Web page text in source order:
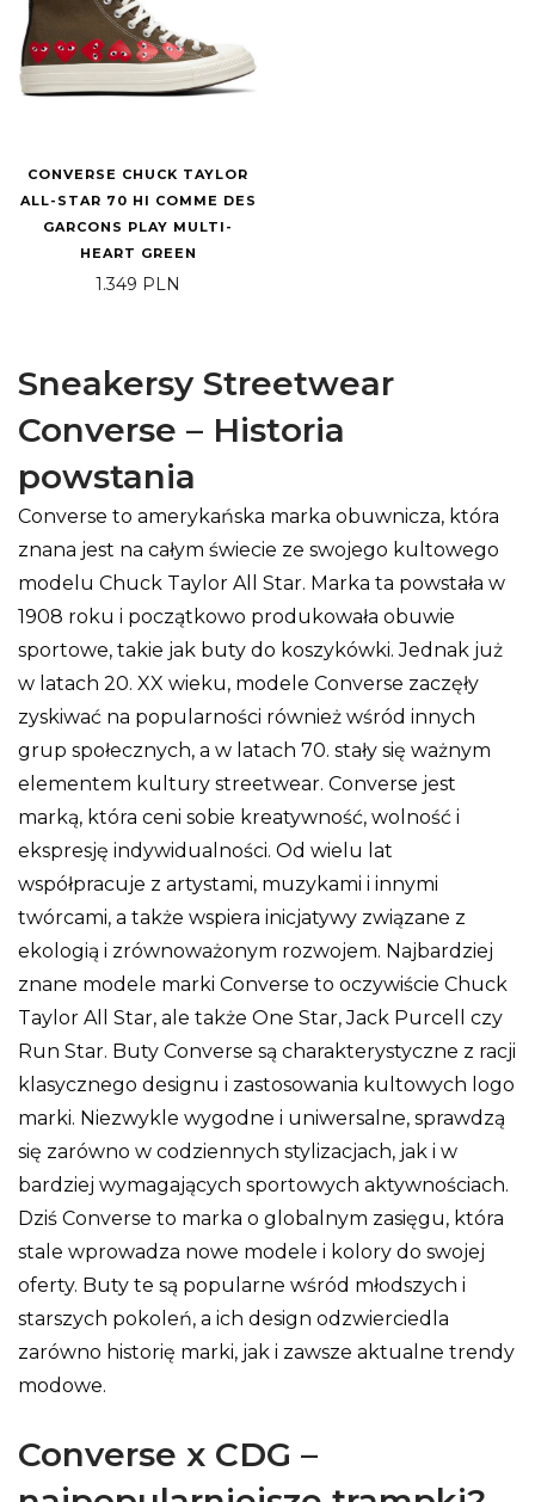
CONVERSE CHUCK TAYLOR
ALL-STAR 70 HI COMME DES
GARCONS PLAY MULTI-
HEART GREEN
1.349 PLN
Sneakersy Streetwear
Converse – Historia
powstania
Converse to amerykańska marka obuwnicza, która
znana jest na całym świecie ze swojego kultowego
modelu Chuck Taylor All Star. Marka ta powstała w
1908 roku i początkowo produkowała obuwie
sportowe, takie jak buty do koszykówki. Jednak już
w latach 20. XX wieku, modele Converse zaczęły
zyskiwać na popularności również wśród innych
grup społecznych, a w latach 70. stały się ważnym
elementem kultury streetwear. Converse jest
marką, która ceni sobie kreatywność, wolność i
ekspresję indywidualności. Od wielu lat
współpracuje z artystami, muzykami i innymi
twórcami, a także wspiera inicjatywy związane z
ekologią i zrównoważonym rozwojem. Najbardziej
znane modele marki Converse to oczywiście Chuck
Taylor All Star, ale także One Star, Jack Purcell czy
Run Star. Buty Converse są charakterystyczne z racji
klasycznego designu i zastosowania kultowych logo
marki. Niezwykle wygodne i uniwersalne, sprawdzą
się zarówno w codziennych stylizacjach, jak i w
bardziej wymagających sportowych aktywnościach.
Dziś Converse to marka o globalnym zasięgu, która
stale wprowadza nowe modele i kolory do swojej
oferty. Buty te są popularne wśród młodszych i
starszych pokoleń, a ich design odzwierciedla
zarówno historię marki, jak i zawsze aktualne trendy
modowe.
Converse x CDG –